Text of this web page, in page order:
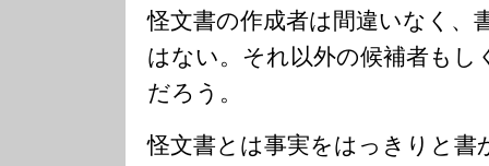
怪文書の作成者は間違いなく、
はない。それ以外の候補者もし
だろう。
怪文書とは事実をはっきりと書